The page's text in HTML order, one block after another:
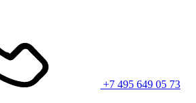
+7 495 649 05 73